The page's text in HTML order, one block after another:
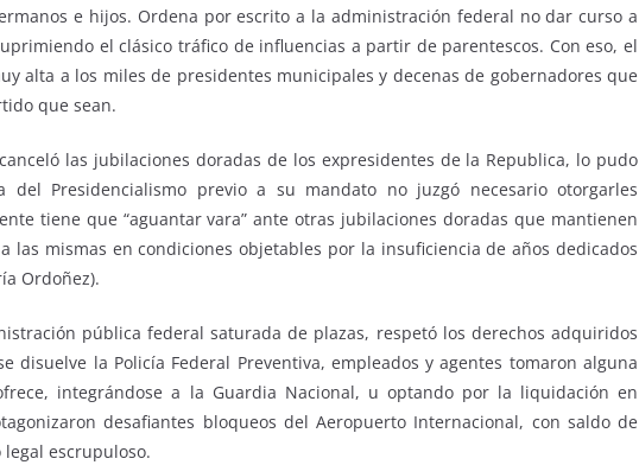
e hijos. Ordena por escrito a la administración federal no dar curso a
el clásico tráfico de influencias a partir de parentescos. Con eso, el
alta a los miles de presidentes municipales y decenas de gobernadores que
que sean.
las jubilaciones doradas de los expresidentes de la Republica, lo pudo
del Presidencialismo previo a su mandato no juzgó necesario otorgarles
tiene que “aguantar vara” ante otras jubilaciones doradas que mantienen
las mismas en condiciones objetables por la insuficiencia de años dedicados
Ordoñez).
pública federal saturada de plazas, respetó los derechos adquiridos
disuelve la Policía Federal Preventiva, empleados y agentes tomaron alguna
integrándose a la Guardia Nacional, u optando por la liquidación en
desafiantes bloqueos del Aeropuerto Internacional, con saldo de
escrupuloso.